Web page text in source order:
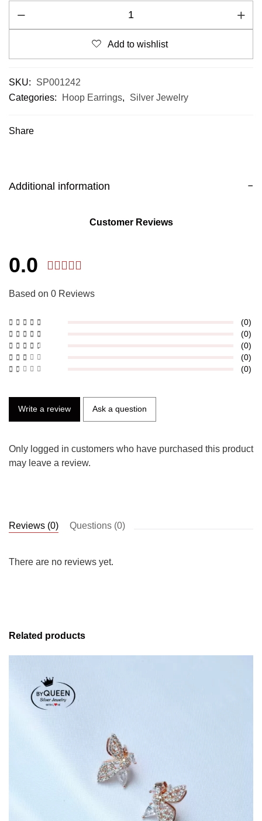
Add to wishlist
SKU:
SP001242
Categories:
Hoop Earrings, Silver Jewelry
Share
Additional information
Customer Reviews
0.0
Based on 0 Reviews
(0)
(0)
(0)
(0)
(0)
Write a review Ask a question
Only logged in customers who have purchased this product
may leave a review.
Reviews (0) Questions (0)
There are no reviews yet.
Related products